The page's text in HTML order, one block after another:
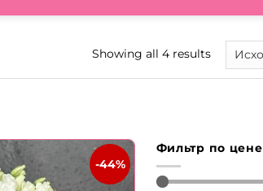
Showing all 4 results
-44%
Фильтр по цене